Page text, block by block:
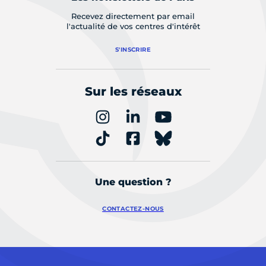
Recevez directement par email
l'actualité de vos centres d'intérêt
S'INSCRIRE
Sur les réseaux
Une question ?
CONTACTEZ-NOUS